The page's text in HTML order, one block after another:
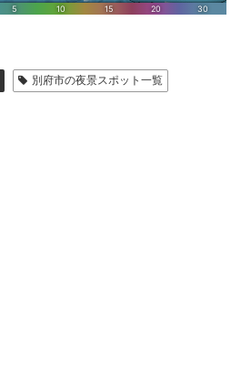
別府市の夜景スポット一覧